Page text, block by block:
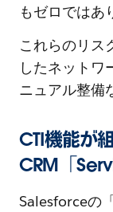
もゼロではあ
これらのリス
したネットワ
ニュアル整備
CTI機能が
CRM「
Salesforceの